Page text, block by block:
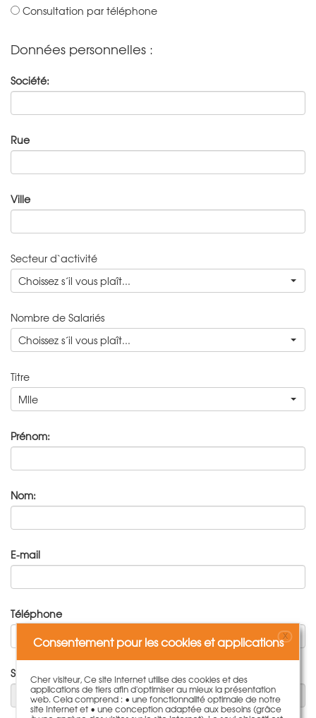
Consultation par téléphone
Données personnelles :
Société:
Rue
Ville
Secteur d`activité
Choissez s´il vous plaît...
Nombre de Salariés
Choissez s´il vous plaît...
Titre
Mlle
Prénom:
Nom:
E-mail
Téléphone
Sujet:
Consentement pour les cookies et applicationsX
Cher visiteur, Ce site Internet utilise des cookies et des
applications de tiers afin d'optimiser au mieux la présentation
web. Cela comprend : • une fonctionnalité optimale de notre
site Internet et • une conception adaptée aux besoins (grâce